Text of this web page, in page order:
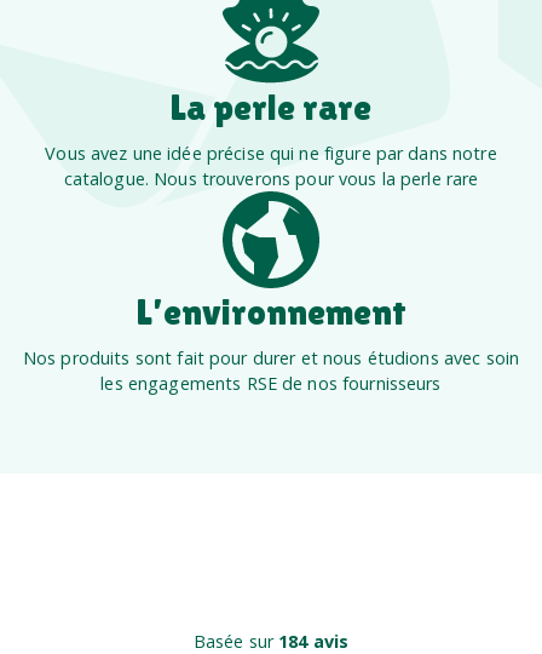
La perle rare
Vous avez une idée précise qui ne figure par dans notre
catalogue. Nous trouverons pour vous la perle rare
L’environnement
Nos produits sont fait pour durer et nous étudions avec soin
les engagements RSE de nos fournisseurs
Basée sur 184 avis